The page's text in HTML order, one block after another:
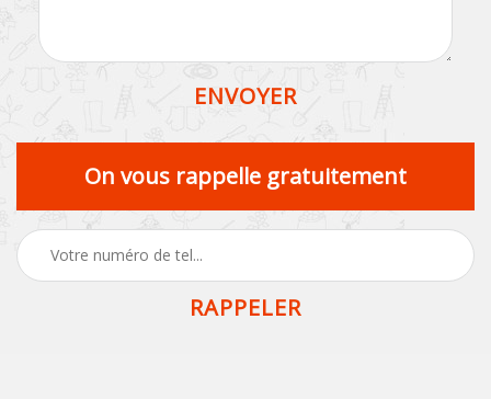
On vous rappelle gratuitement